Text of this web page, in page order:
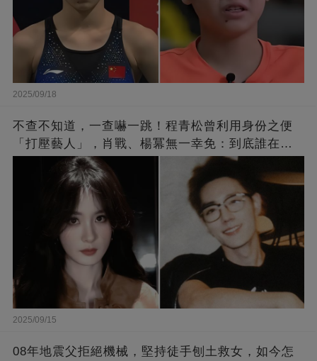
2025/09/18
不查不知道，一查嚇一跳！程青松曾利用身份之便
「打壓藝人」，肖戰、楊冪無一幸免：到底誰在給
2025/09/15
08年地震父拒絕機械，堅持徒手刨土救女，如今怎